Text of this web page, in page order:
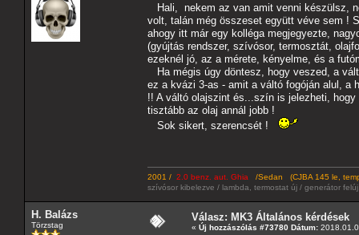
Hali, nekem az van amit venni készülsz,
volt, talán még összeset együtt véve sem !
ahogy itt már egy kolléga megjegyezte,
(gyújtás rendszer, szívósor, termosztát,
ezeknél jó, az a mérete, kényelme, és a
Ha mégis úgy döntesz, hogy veszed, a
ez a kvázi 3-as - amit a váltó fogóján alul, a
!! A váltó olajszint és...szín is jelezheti,
tisztább az olaj annál jobb !
Sok sikert, szerencsét !
2001 / 2.0 benz. aut. Ghia
/Sedan (CJBA 145 le,
szívósor kibelezve / lambda, termostat új / generátor
H. Balázs
Törzstag
Válasz: MK3 Általános kérdések
« Új hozzászólás #73780 Dátum: